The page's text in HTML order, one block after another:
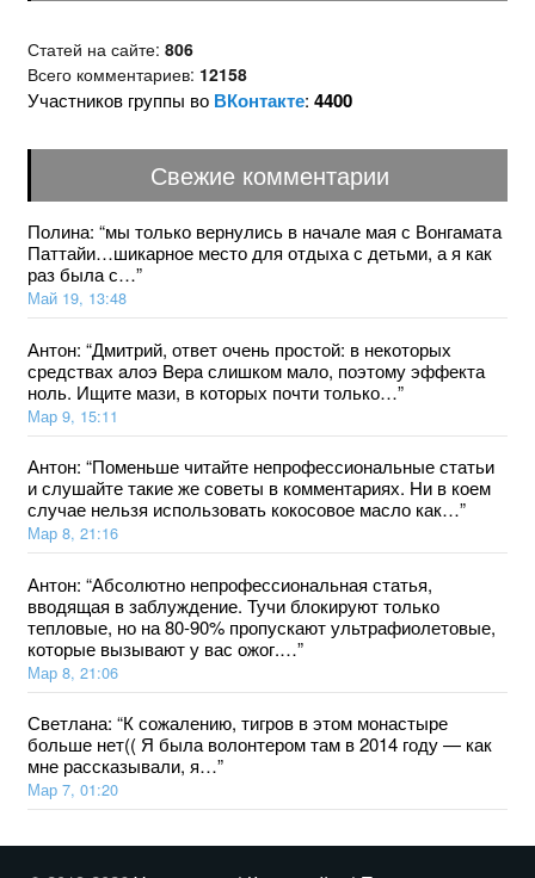
Статей на сайте: 806
Всего комментариев: 12158
Участников группы во ВКонтакте: 4400
Свежие комментарии
Полина: “мы только вернулись в начале мая с Вонгамата
Паттайи…шикарное место для отдыха с детьми, а я как
раз была с…”
Май 19, 13:48
Антон: “Дмитрий, ответ очень простой: в некоторых
средствах aлoэ Bepa слишком мало, поэтому эффекта
ноль. Ищите мази, в которых почти только…”
Мар 9, 15:11
Антон: “Поменьше читайте непрофессиональные статьи
и слушайте такие же советы в комментариях. Ни в коем
случае нельзя использовать кокосовое масло как…”
Мар 8, 21:16
Антон: “Абсолютно непрофессиональная статья,
вводящая в заблуждение. Тучи блокируют только
тепловые, но на 80-90% пропускают ультрафиолетовые,
которые вызывают у вас ожог.…”
Мар 8, 21:06
Светлана: “К сожалению, тигров в этом монастыре
больше нет(( Я была волонтером там в 2014 году — как
мне рассказывали, я…”
Мар 7, 01:20